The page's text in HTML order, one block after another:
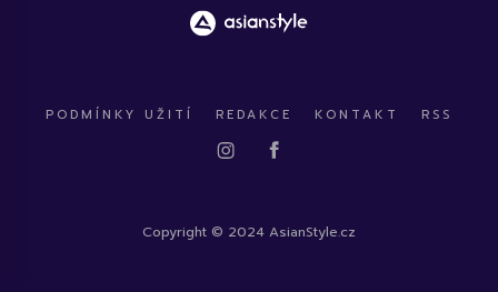
PODMÍNKY UŽITÍ REDAKCE KONTAKT RSS
Copyright © 2024 AsianStyle.cz